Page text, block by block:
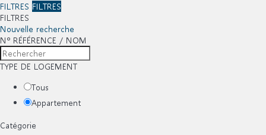
FILTRES FILTRES
FILTRES
Nouvelle recherche
Nº RÉFÉRENCE / NOM
TYPE DE LOGEMENT
Tous
Appartement
Catégorie